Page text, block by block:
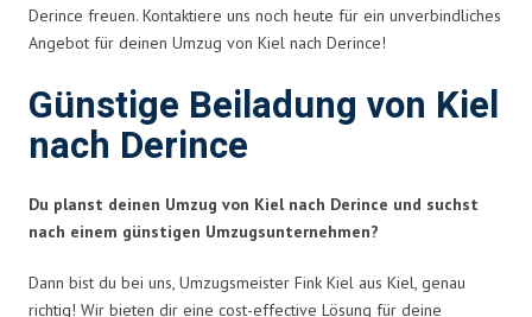
Derince freuen. Kontaktiere uns noch heute für ein unverbindliches
Angebot für deinen Umzug von Kiel nach Derince!
Günstige Beiladung von Kiel
nach Derince
Du planst deinen Umzug von Kiel nach Derince und suchst
nach einem günstigen Umzugsunternehmen?
Dann bist du bei uns, Umzugsmeister Fink Kiel aus Kiel, genau
richtig! Wir bieten dir eine cost-effective Lösung für deine